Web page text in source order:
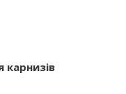
карнизів